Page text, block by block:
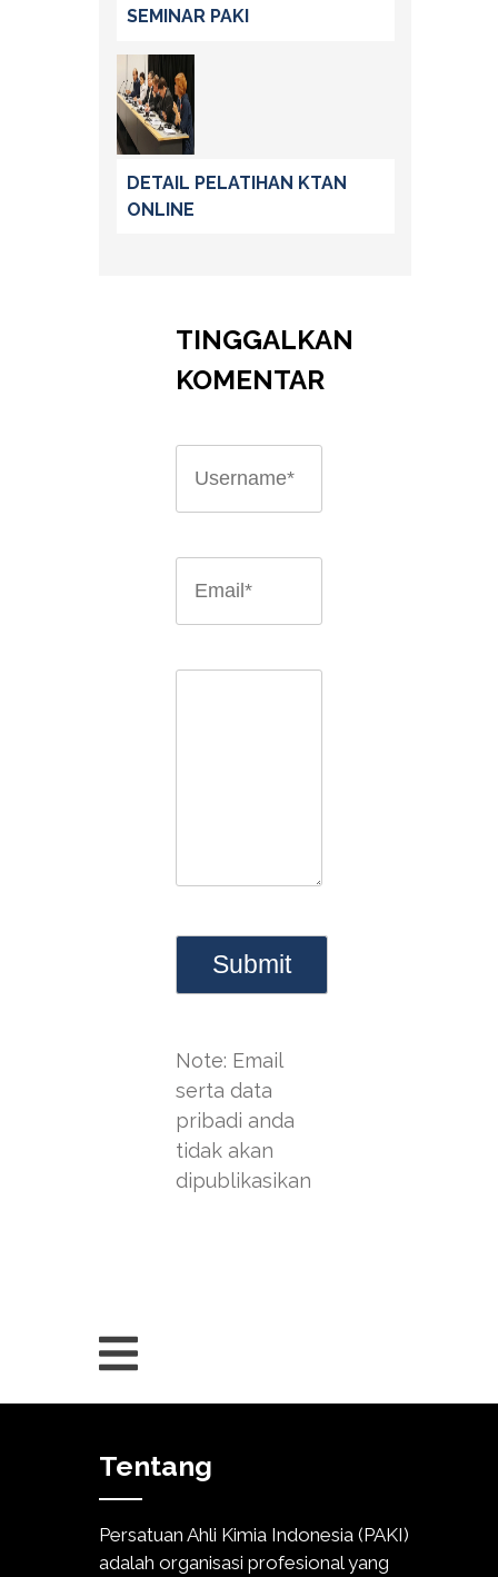
SEMINAR PAKI
DETAIL PELATIHAN KTAN
ONLINE
TINGGALKAN
KOMENTAR
Note: Email
serta data
pribadi anda
tidak akan
dipublikasikan
Tentang
Persatuan Ahli Kimia Indonesia (PAKI)
adalah organisasi profesional yang